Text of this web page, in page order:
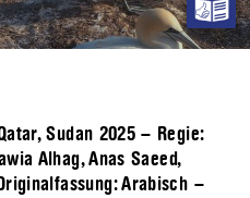
Sudan 2025 – Regie:
Alhag, Anas Saeed,
Arabisch –